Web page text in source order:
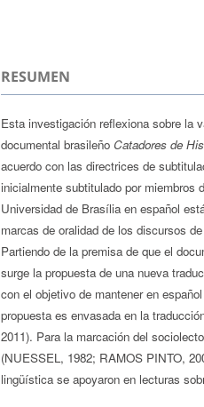
RESUMEN
Esta investigación reflexiona sobre la
documental brasileño Catadores de
acuerdo con las directrices de
inicialmente subtitulado por miembros
Universidad de Brasília en español
marcas de oralidad de los discursos
Partiendo de la premisa de que el
surge la propuesta de una nueva
con el objetivo de mantener en
propuesta es envasada en la
2011). Para la marcación del
(NUESSEL, 1982; RAMOS PINTO,
lingüística se apoyaron en lecturas